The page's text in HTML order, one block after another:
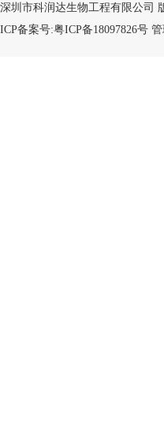
深圳市科润达生物工程有限公司
ICP备案号:粤ICP备18097826号